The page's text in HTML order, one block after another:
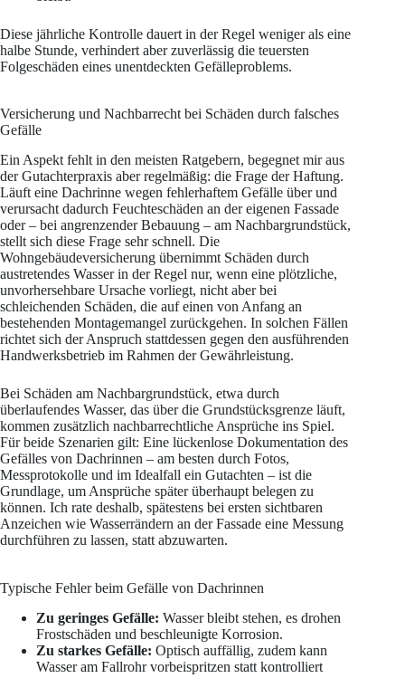
Diese jährliche Kontrolle dauert in der Regel weniger als eine
halbe Stunde, verhindert aber zuverlässig die teuersten
Folgeschäden eines unentdeckten Gefälleproblems.
Versicherung und Nachbarrecht bei Schäden durch falsches
Gefälle
Ein Aspekt fehlt in den meisten Ratgebern, begegnet mir aus
der Gutachterpraxis aber regelmäßig: die Frage der Haftung.
Läuft eine Dachrinne wegen fehlerhaftem Gefälle über und
verursacht dadurch Feuchteschäden an der eigenen Fassade
oder – bei angrenzender Bebauung – am Nachbargrundstück,
stellt sich diese Frage sehr schnell. Die
Wohngebäudeversicherung übernimmt Schäden durch
austretendes Wasser in der Regel nur, wenn eine plötzliche,
unvorhersehbare Ursache vorliegt, nicht aber bei
schleichenden Schäden, die auf einen von Anfang an
bestehenden Montagemangel zurückgehen. In solchen Fällen
richtet sich der Anspruch stattdessen gegen den ausführenden
Handwerksbetrieb im Rahmen der Gewährleistung.
Bei Schäden am Nachbargrundstück, etwa durch
überlaufendes Wasser, das über die Grundstücksgrenze läuft,
kommen zusätzlich nachbarrechtliche Ansprüche ins Spiel.
Für beide Szenarien gilt: Eine lückenlose Dokumentation des
Gefälles von Dachrinnen – am besten durch Fotos,
Messprotokolle und im Idealfall ein Gutachten – ist die
Grundlage, um Ansprüche später überhaupt belegen zu
können. Ich rate deshalb, spätestens bei ersten sichtbaren
Anzeichen wie Wasserrändern an der Fassade eine Messung
durchführen zu lassen, statt abzuwarten.
Typische Fehler beim Gefälle von Dachrinnen
Zu geringes Gefälle: Wasser bleibt stehen, es drohen
Frostschäden und beschleunigte Korrosion.
Zu starkes Gefälle: Optisch auffällig, zudem kann
Wasser am Fallrohr vorbeispritzen statt kontrolliert